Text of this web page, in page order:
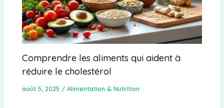
Comprendre les aliments qui aident à
réduire le cholestérol
août 5, 2025 /Alimentation & Nutrition